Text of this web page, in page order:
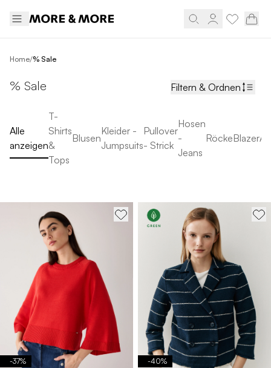
Home/% Sale
% Sale Filtern & Ordnen
Alle
anzeigen
T-
Shirts
&
Tops
Blusen
Kleider -
Jumpsuits
Pullover
- Strick
Hosen
-
Jeans
RöckeBlazer
-37% -40%